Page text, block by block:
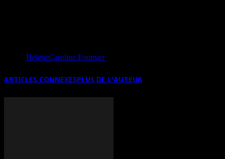
HeleneCaroline Fournier
ARTICLES CONNEXESPLUS DE L'AUTEUR